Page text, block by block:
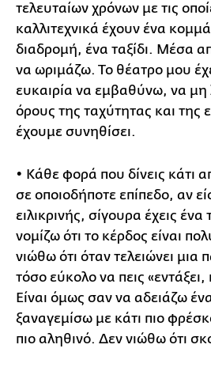
τελευταίων χρόνων με τις
καλλιτεχνικά έχουν ένα
διαδρομή, ένα ταξίδι. Μέσα
να ωριμάζω. Το θέατρο μου
ευκαιρία να εμβαθύνω, να μη
όρους της ταχύτητας και της
έχουμε συνηθίσει.
• Κάθε φορά που δίνεις κάτι
σε οποιοδήποτε επίπεδο, αν
ειλικρινής, σίγουρα έχεις
νομίζω ότι το κέρδος είναι
νιώθω ότι όταν τελειώνει μια
τόσο εύκολο να πεις
Είναι όμως σαν να αδειάζω
ξαναγεμίσω με κάτι πιο
πιο αληθινό. Δεν νιώθω ότι